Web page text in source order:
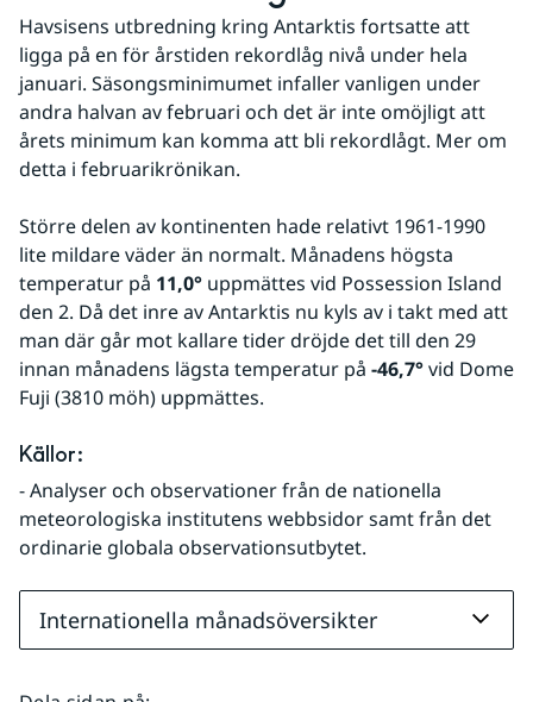
Havsisens utbredning kring Antarktis fortsatte att
ligga på en för årstiden rekordlåg nivå under hela
januari. Säsongsminimumet infaller vanligen under
andra halvan av februari och det är inte omöjligt att
årets minimum kan komma att bli rekordlågt. Mer om
detta i februarikrönikan.
Större delen av kontinenten hade relativt 1961-1990
lite mildare väder än normalt. Månadens högsta
temperatur på 11,0° uppmättes vid Possession Island
den 2. Då det inre av Antarktis nu kyls av i takt med att
man där går mot kallare tider dröjde det till den 29
innan månadens lägsta temperatur på -46,7° vid Dome
Fuji (3810 möh) uppmättes.
Källor:
- Analyser och observationer från de nationella
meteorologiska institutens webbsidor samt från det
ordinarie globala observationsutbytet.
Internationella månadsöversikter